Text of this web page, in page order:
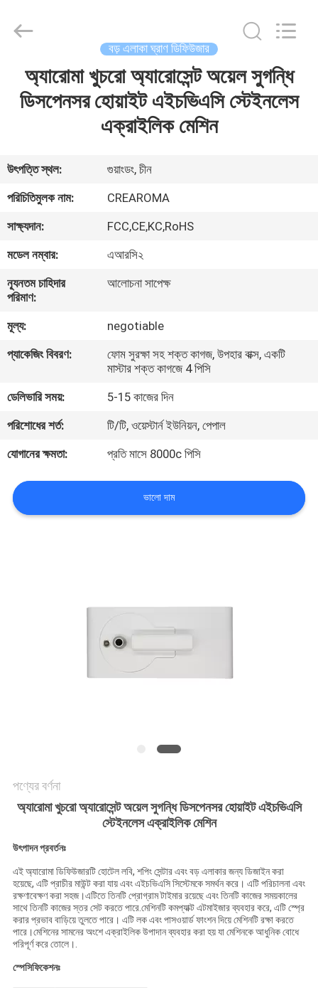
বাড়ি
ভিডিও
প্রদর্শন
আমাদের
সম্পর্কে
কারখানা
মান
নিয়ন্ত্রণ
যোগাযোগ
করুন
গোপনীয়তা
নীতি
Market.
বড় এলাকা ঘ্রাণ ডিফিউজার
অ্যারোমা খুচরো অ্যারোসেন্ট অয়েল সুগন্ধি
ডিসপেনসর হোয়াইট এইচভিএসি স্টেইনলেস
এক্রাইলিক মেশিন
উৎপত্তি স্থল:
গুয়াংডং, চীন
পরিচিতিমুলক নাম:
CREAROMA
সাক্ষ্যদান:
FCC,CE,KC,RoHS
মডেল নম্বার:
এআরসি২
ন্যূনতম চাহিদার
পরিমাণ:
আলোচনা সাপেক্ষ
মূল্য:
negotiable
প্যাকেজিং বিবরণ:
ফোম সুরক্ষা সহ শক্ত কাগজ, উপহার বাক্স, একটি
মাস্টার শক্ত কাগজে 4 পিসি
ডেলিভারি সময়:
5-15 কাজের দিন
পরিশোধের শর্ত:
টি/টি, ওয়েস্টার্ন ইউনিয়ন, পেপাল
যোগানের ক্ষমতা:
প্রতি মাসে 8000c পিসি
ভালো দাম
পণ্যের বর্ণনা
অ্যারোমা খুচরো অ্যারোসেন্ট অয়েল সুগন্ধি ডিসপেনসর হোয়াইট এইচভিএসি
স্টেইনলেস এক্রাইলিক মেশিন
উৎপাদন প্রবর্তনঃ
এই অ্যারোমা ডিফিউজারটি হোটেল লবি, শপিং সেন্টার এবং বড় এলাকার জন্য ডিজাইন করা
হয়েছে, এটি প্রাচীর মাউন্ট করা যায় এবং এইচভিএসি সিস্টেমকে সমর্থন করে। এটি পরিচালনা এবং
রক্ষণাবেক্ষণ করা সহজ।এটিতে তিনটি প্রোগ্রাম টাইমার রয়েছে এবং তিনটি কাজের সময়কালের
সাথে তিনটি কাজের স্তর সেট করতে পারে.মেশিনটি কমপ্যাক্ট এটমাইজার ব্যবহার করে, এটি স্প্রে
করার প্রভাব বাড়িয়ে তুলতে পারে। এটি লক এবং পাসওয়ার্ড ফাংশন দিয়ে মেশিনটি রক্ষা করতে
পারে।মেশিনের সামনের অংশে এক্রাইলিক উপাদান ব্যবহার করা হয় যা মেশিনকে আধুনিক বোধে
পরিপূর্ণ করে তোলে।.
স্পেসিফিকেশনঃ